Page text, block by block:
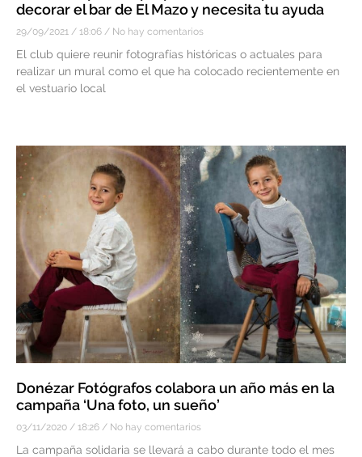
decorar el bar de El Mazo y necesita tu ayuda
29/09/2021 18:06 No hay comentarios
El club quiere reunir fotografías históricas o actuales para
realizar un mural como el que ha colocado recientemente en
el vestuario local
Donézar Fotógrafos colabora un año más en la
campaña ‘Una foto, un sueño’
03/11/2020 18:26 No hay comentarios
La campaña solidaria se llevará a cabo durante todo el mes